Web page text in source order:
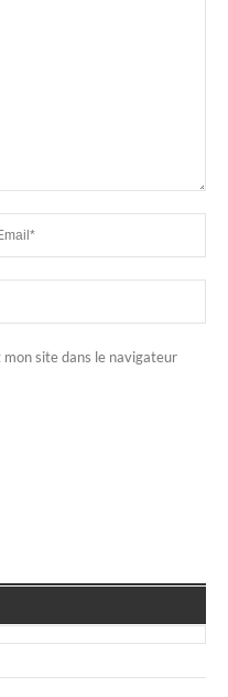
site dans le navigateur